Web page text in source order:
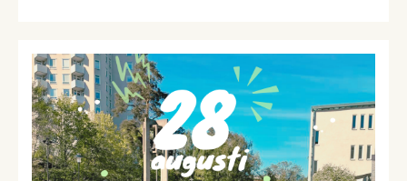
om situationen för människorättsförsvarare och
om fredsavtalen som fyller tio år i höst.